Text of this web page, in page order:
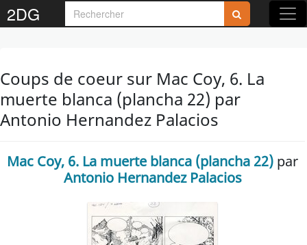
2DG
Coups de coeur sur Mac Coy, 6. La
muerte blanca (plancha 22) par
Antonio Hernandez Palacios
Mac Coy, 6. La muerte blanca (plancha 22) par
Antonio Hernandez Palacios